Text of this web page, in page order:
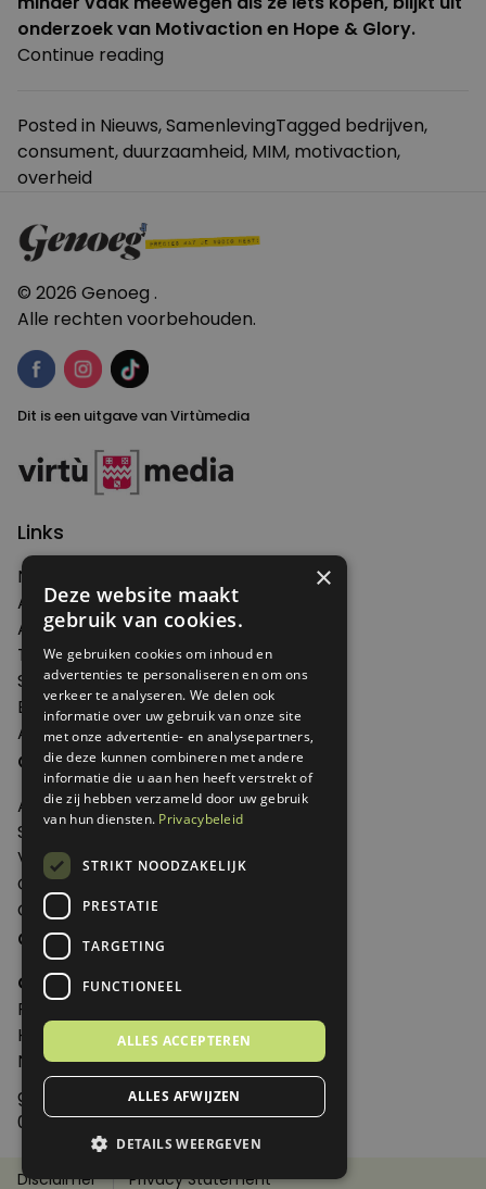
onderzoek van Motivaction en Hope & Glory.
Continue reading
hoofd
om
zijn”
Posted in Nieuws,SamenlevingTagged bedrijven,
consument,duurzaamheid, MIM, motivaction,
overheid
© 2026 Genoeg .
Alle rechten voorbehouden.
Dit is een uitgave van Virtùmedia
Links
Nieuws
Artikelen
Agenda
Thema's
Shop
Edities
Abonneren
Over Genoeg
Adverteren
Samenwerken
Verkooppunten
Over Genoeg
Contact
Contactgegevens
Genoeg
Postbus 595 - 3700 AN Zeist
Huis ter Heideweg 13 - 3705MA Zeist
Nederland
genoeg@spabonneeservice.nl
088-1102091
Disclaimer Privacy Statement
×
Deze website maakt
gebruik van cookies.
We gebruiken cookies om inhoud en
advertenties te personaliseren en om ons
verkeer te analyseren. We delen ook
informatie over uw gebruik van onze site
met onze advertentie- en analysepartners,
die deze kunnen combineren met andere
informatie die u aan hen heeft verstrekt of
die zij hebben verzameld door uw gebruik
van hun diensten. Privacybeleid
STRIKT NOODZAKELIJK
PRESTATIE
TARGETING
FUNCTIONEEL
ALLES ACCEPTEREN
ALLES AFWIJZEN
DETAILS WEERGEVEN